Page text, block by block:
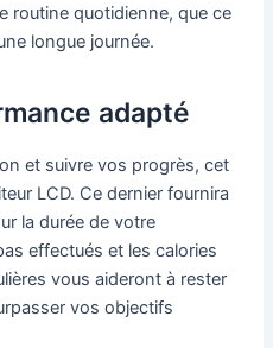
routine quotidienne, que ce
longue journée.
adapté
et suivre vos progrès, cet
LCD. Ce dernier fournira
la durée de votre
effectués et les calories
vous aideront à rester
vos objectifs